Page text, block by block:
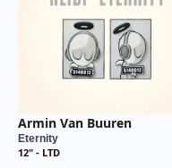
Armin Van Buuren
Eternity
12" - LTD